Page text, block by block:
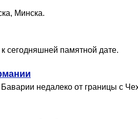
Минска.
сегодняшней памятной дате.
недалеко от границы с